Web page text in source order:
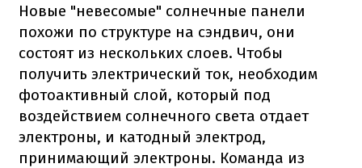
Новые "невесомые" солнечные панели
похожи по структуре на сэндвич, они
состоят из нескольких слоев. Чтобы
получить электрический ток, необходим
фотоактивный слой, который под
воздействием солнечного света отдает
электроны, и катодный электрод,
принимающий электроны. Команда из